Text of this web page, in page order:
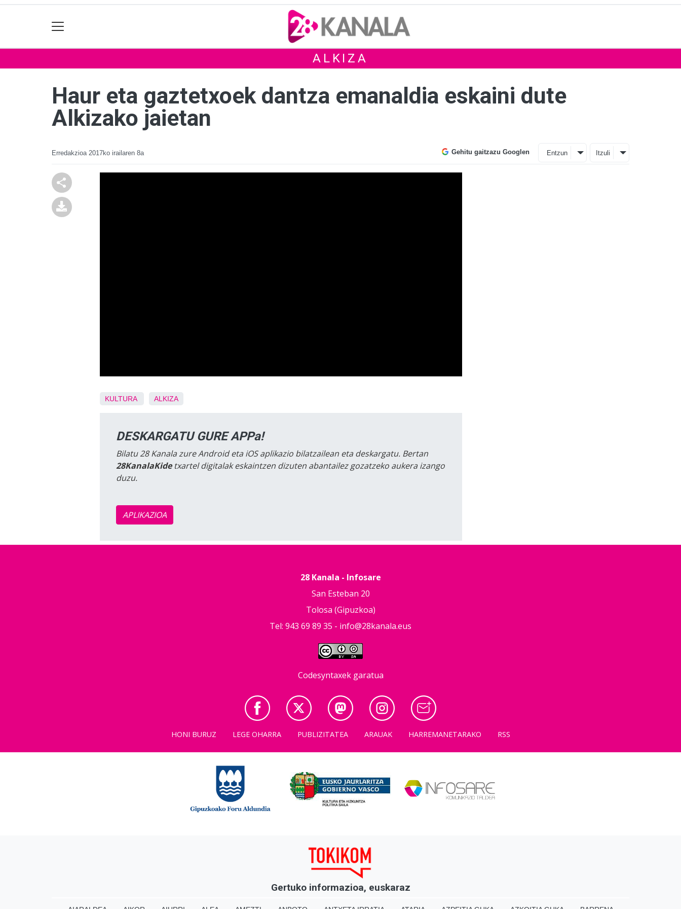
ALKIZA
Haur eta gaztetxoek dantza emanaldia eskaini dute
Alkizako jaietan
Erredakzioa 2017ko irailaren 8a Gehitu gaitzazu Googlen Entzun Itzuli
KULTURA ALKIZA
DESKARGATU GURE APPa!
Bilatu 28 Kanala zure Android eta iOS aplikazio bilatzailean eta deskargatu. Bertan
28KanalaKidetxartel digitalak eskaintzen dizuten abantailez gozatzeko aukera izango
duzu.
APLIKAZIOA
28 Kanala - Infosare
San Esteban 20
Tolosa (Gipuzkoa)
Tel: 943 69 89 35 - info@28kanala.eus
Codesyntaxek garatua
HONI BURUZ LEGE OHARRA PUBLIZITATEA ARAUAK HARREMANETARAKO RSS
Gertuko informazioa, euskaraz